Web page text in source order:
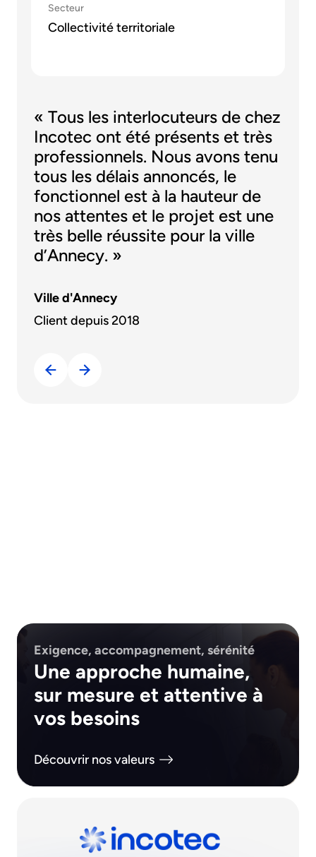
« Tous les interlocuteurs de chez
Incotec ont été présents et très
professionnels. Nous avons tenu
tous les délais annoncés, le
fonctionnel est à la hauteur de
nos attentes et le projet est une
très belle réussite pour la ville
d’Annecy. »
Ville d'Annecy
Client depuis 2018
Secteur
Collectivité territoriale
Exigence, accompagnement, sérénité
Une approche humaine,
sur mesure et attentive à
vos besoins
Découvrir nos valeurs